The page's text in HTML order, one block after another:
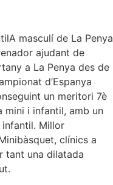
masculí de La Penya
ajudant de
a La Penya des de
d’Espanya
un meritori 7è
mini i infantil, amb un
infantil. Millor
clínics a
tant una dilatada